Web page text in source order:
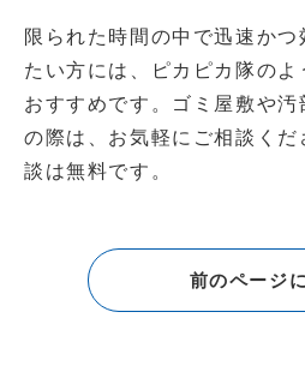
限られた時間の中で迅速か
たい方には、ピカピカ隊の
おすすめです。ゴミ屋敷や汚
の際は、お気軽にご相談くだ
談は無料です。
前のページ